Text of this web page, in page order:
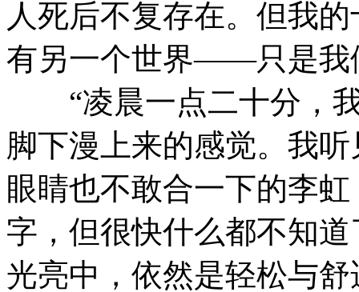
人死后不复存在。但我
有另一个世界——只是我
“凌晨一点二十分，我
脚下漫上来的感觉。我
眼睛也不敢合一下的李
字，但很快什么都不知
光亮中，依然是轻松与